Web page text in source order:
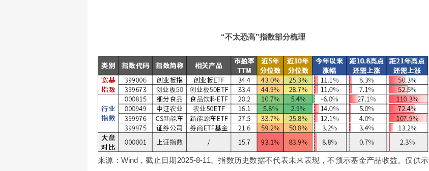
“不太恐高”指数部分梳理
来源：Wind，截止日期2025-8-11。指数历史数据不代表未来表现，不预示基金产品收益。仅供示